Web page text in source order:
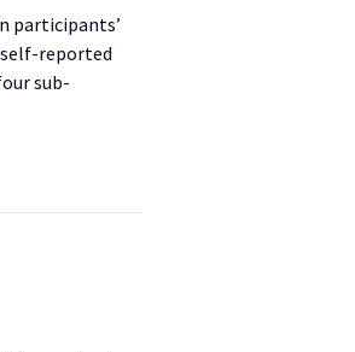
participants’
reported
sub-